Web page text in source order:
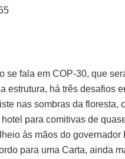
fala em COP-30, que
estrutura, há três desafios
nas sombras da floresta,
para comitivas de
às mãos do governador
para uma Carta, ainda